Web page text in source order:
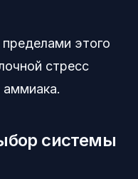
этого
стресс
аммиака.
системы